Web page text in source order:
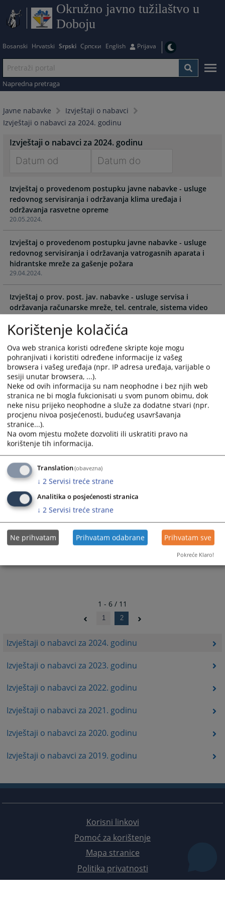
Okružno javno tužilaštvo u
Doboju
Bosanski Hrvatski Srpski Српски English Prijava
Napredna pretraga
Javne nabavke
Izvještaji o nabavci
Izvještaji o nabavci za 2024. godinu
Izvještaji o nabavci za 2024. godinu
Izvještaji o nabavci za 2023. godinu
Izvještaji o nabavci za 2022. godinu
Izvještaji o nabavci za 2021. godinu
Izvještaji o nabavci za 2020. godinu
Izvještaji o nabavci za 2019. godinu
Izvještaji o nabavci za 2024. godinu
forward
to
interact
with
the
calendar
and
select
a
Press
the
question
mark
key
to
get
the
keyboard
shortcuts
for
changing
dates.
forward
to
interact
the
calendar
and
select
Press
the
question
mark
key
to
get
the
keyboard
shortcuts
for
changing
dates.
20.05.2024.
Izvještaj o provedenom postupku javne nabavke - usluge
redovnog servisiranja i održavanja klima uređaja i
održavanja rasvetne opreme
29.04.2024.
Izvještaj o provedenom postupku javne nabavke - usluge
redovnog servisiranja i održavanja vatrogasnih aparata i
hidrantske mreže za gašenje požara
29.04.2024.
Izvještaj o prov. post. jav. nabavke - usluge servisa i
održavanja računarske mreže, tel. centrale, sistema video
nadzora, audio i video opreme za snimanje, vatrodojavnog
sistema i sistema za kartično otvaranje vrata
22.03.2024.
Izvještaj o provedenom postupku javne nabavke pribora i
sredstava za održavanje higijene
22.03.2024.
Izvještaj o provedenom postupku javne nabavke
kancelarijskog materijala i pribora
22.03.2024.
Izvještaj o provedenom postupku javne nabavke - usluge
servisiranja, održavanja i pranja motornih vozila
1 - 6 / 11
1 2
Korisni linkovi
Pomoć za korištenje
Mapa stranice
Politika privatnosti
Korištenje kolačića
Ova web stranica koristi određene skripte koje mogu
pohranjivati i koristiti određene informacije iz vašeg
browsera i vašeg uređaja (npr. IP adresa uređaja, varijable o
sesiji unutar browsera, ...).
Neke od ovih informacija su nam neophodne i bez njih web
stranica ne bi mogla fukcionisati u svom punom obimu, dok
neke nisu prijeko neophodne a služe za dodatne stvari (npr.
procjenu nivoa posjećenosti, budućeg usavršavanja
stranice...).
Na ovom mjestu možete dozvoliti ili uskratiti pravo na
korištenje tih informacija.
Translation(obavezna)
↓ 2 Servisi treće strane
Analitika o posjećenosti stranica
↓ 2 Servisi treće strane
Ne prihvatam Prihvatam odabrane Prihvatam sve
Pokreće Klaro!